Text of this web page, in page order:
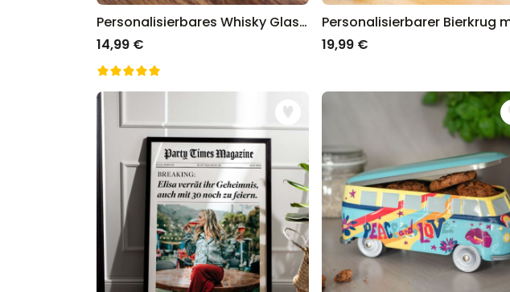
Personalisierbares Whisky Glas mit Monogramm
14,99 €
19,99 €